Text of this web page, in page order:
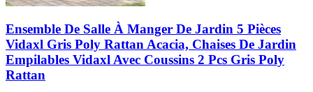
Ensemble De Salle À Manger De Jardin 5 Pièces
Vidaxl Gris Poly Rattan Acacia, Chaises De Jardin
Empilables Vidaxl Avec Coussins 2 Pcs Gris Poly
Rattan